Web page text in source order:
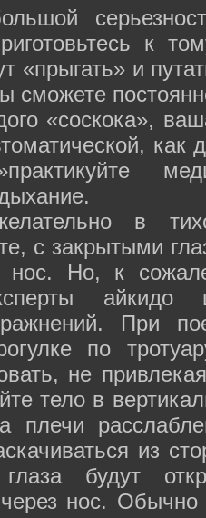
к
«прыгать» и
сможете
«соскока»,
в
с закрытыми
нос. Но, к
айкидо
При
по
не
тело в
плечи
из
будут
нос. Обычно